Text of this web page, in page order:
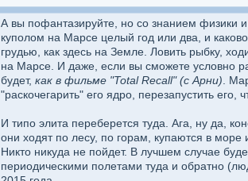
А вы пофантазируйте, но со знанием физики
куполом на Марсе целый год или два, и
грудью, как здесь на Земле. Ловить рыбку,
на Марсе. И даже, если вы сможете условно
будет, как в фильме "Total Recall" (с Арни) .
"раскочегарить" его ядро, перезапустить
И типо элита переберется туда. Ага, ну да,
они ходят по лесу, по горам, купаются в море
Никто никуда не пойдет. В лучшем случае
периодическими полетами туда и обратно